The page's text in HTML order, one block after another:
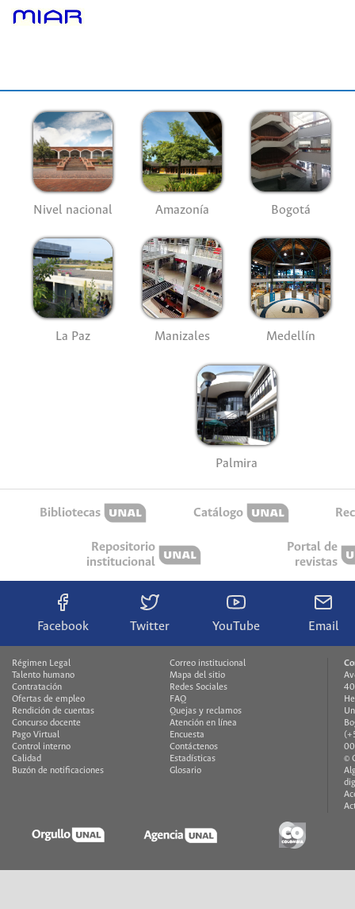
Nivel nacional Amazonía Bogotá
La Paz Manizales Medellín
Palmira
Bibliotecas Catálogo
Repositorio
institucional
Portal de
revistas
Facebook Twitter YouTube Email
Régimen Legal
Talento humano
Contratación
Ofertas de empleo
Rendición de cuentas
Concurso docente
Pago Virtual
Control interno
Calidad
Buzón de notificaciones
Correo institucional
Mapa del sitio
Redes Sociales
FAQ
Quejas y reclamos
Atención en línea
Encuesta
Contáctenos
Estadísticas
Glosario
©